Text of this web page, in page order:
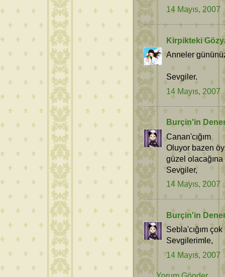
14 Mayıs, 2007
Kirpikteki
Anneler
Sevgiler.
14 Mayıs, 2007
Burçin'in
Canan'cığım
Oluyor bazen
güzel
Sevgiler,
14 Mayıs, 2007
Burçin'in
Sebla'cığım
Sevgilerimle,
14 Mayıs, 2007